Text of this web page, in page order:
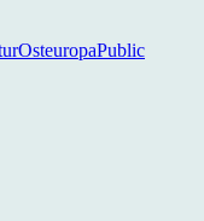
OsteuropaPublic